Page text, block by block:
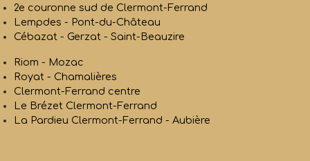
2e couronne sud de Clermont-Ferrand
Lempdes - Pont-du-Château
Cébazat - Gerzat - Saint-Beauzire
Riom - Mozac
Royat - Chamalières
Clermont-Ferrand centre
Le Brézet Clermont-Ferrand
La Pardieu Clermont-Ferrand - Aubière